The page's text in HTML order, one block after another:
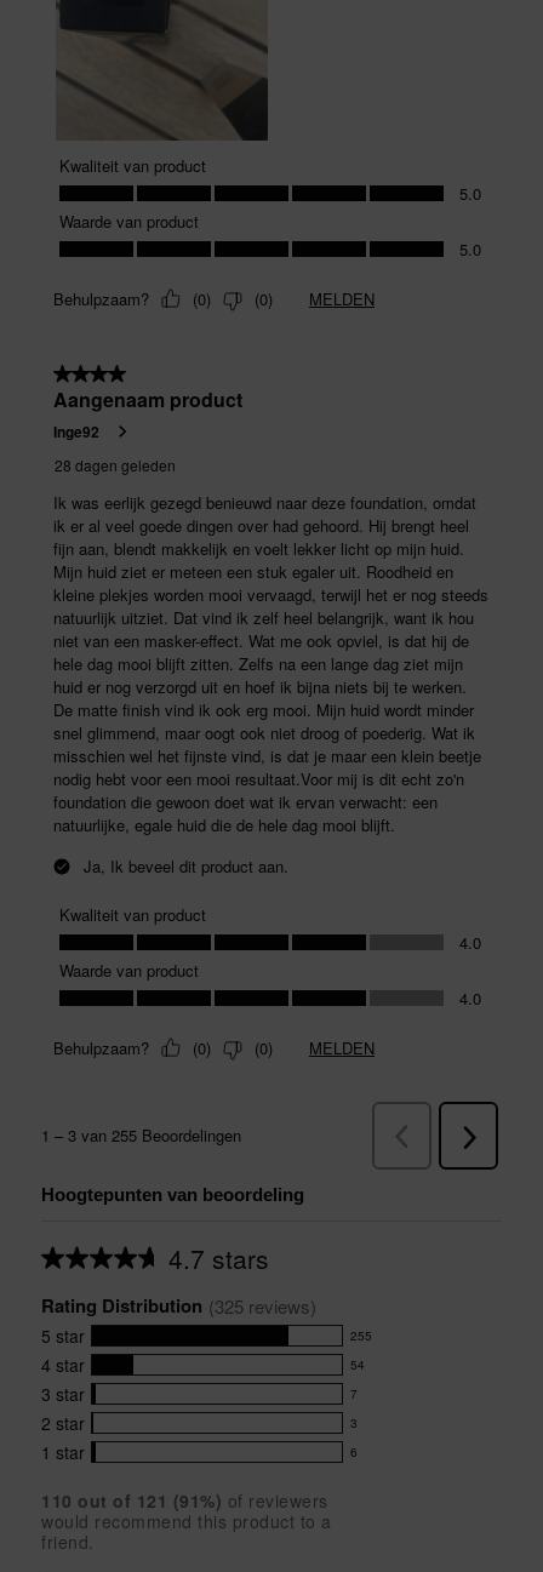
Hoogtepunten van beoordeling
4.7 stars
Average
for
this
product:
4.7
out
of
5
stars
Rating Distribution (325 reviews)
5 star 255
255
reviews
with
5
star
rating.
4 star 54
54
reviews
with
4
rating.
3 star 7
7
reviews
with
star
rating.
2 star 3
3
reviews
2
star
rating.
1 star 6
6
with
1
110 out of 121 (91%) of reviewers
would recommend this product to a
friend.